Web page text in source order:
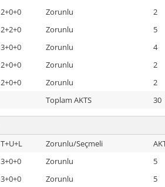
2+0+0 Zorunlu 2
2+2+0 Zorunlu 5
3+0+0 Zorunlu 4
2+0+0 Zorunlu 2
2+0+0 Zorunlu 2
Toplam AKTS
30
T+U+L Zorunlu/Seçmeli
3+0+0 Zorunlu 5
3+0+0 Zorunlu 5